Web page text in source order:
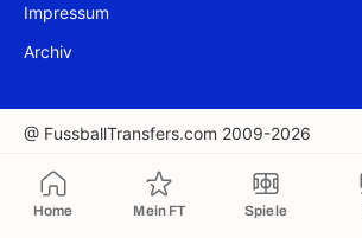
Home Mein FT Spiele
Impressum
Archiv
@ FussballTransfers.com 2009-2026
In die Zwischenablage kopiert